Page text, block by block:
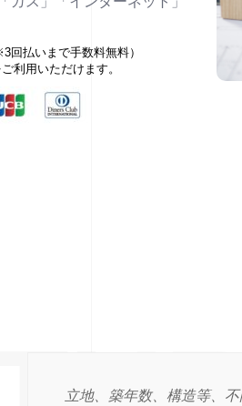
払いまで手数料無料）
利用いただけます。
立地、築年数、構造等、